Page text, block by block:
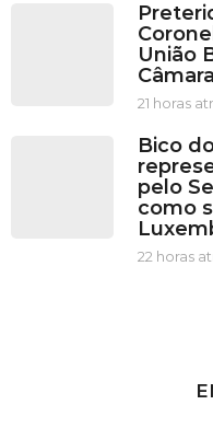
União
21 horas
Bico
pelo
como
22 horas